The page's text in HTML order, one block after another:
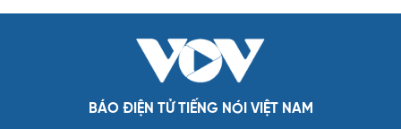
Tòa án Israel cấm sử dụng cá sấu để canh giữ nhà
Người di cư ngã gục sau khi bơi từ Ma Rốc sang Ceuta